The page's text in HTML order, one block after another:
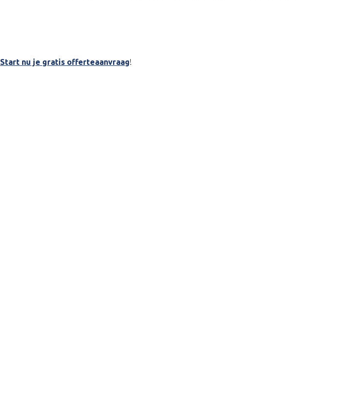
Start nu je gratis offerteaanvraag!